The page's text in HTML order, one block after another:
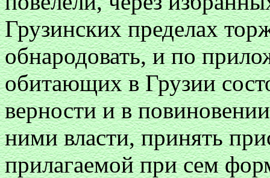
Грузинских пределах
обнародовать, и по
обитающих в Грузии
верности и в
ними власти, принять
прилагаемой при сем